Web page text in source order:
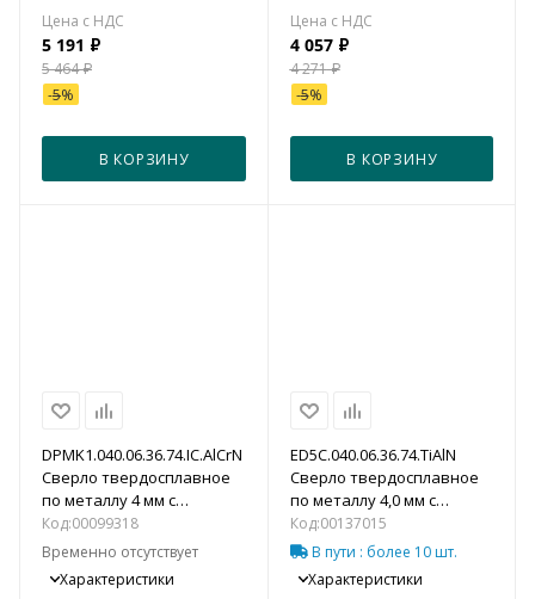
5 191 ₽
5 464₽
-5%
В КОРЗИНУ
4 057₽
4 271₽
-5%
В КОРЗИНУ
DPMK1.040.06.36.74.IC.AlCrN
Сверло твердосплавное
по металлу 4 мм с
каналами для подвода
СОЖ
Код:00099318
Временно отсутствует
Характеристики
ED5С.040.06.36.74.TiAlN
Сверло твердосплавное
по металлу 4,0 мм с
каналами для подвода
СОЖ (5xD)
Код:00137015
В пути : более 10 шт.
Характеристики